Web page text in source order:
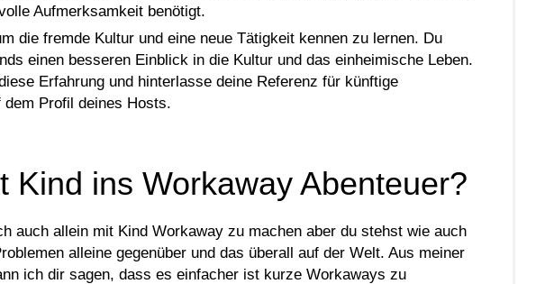
Aufmerksamkeit benötigt.
die fremde Kultur und eine neue Tätigkeit kennen zu lernen. Du
einen besseren Einblick in die Kultur und das einheimische Leben.
Erfahrung und hinterlasse deine Referenz für künftige
Profil deines Hosts.
Kind ins Workaway Abenteuer?
auch allein mit Kind Workaway zu machen aber du stehst wie auch
alleine gegenüber und das überall auf der Welt. Aus meiner
ich dir sagen, dass es einfacher ist kurze Workaways zu